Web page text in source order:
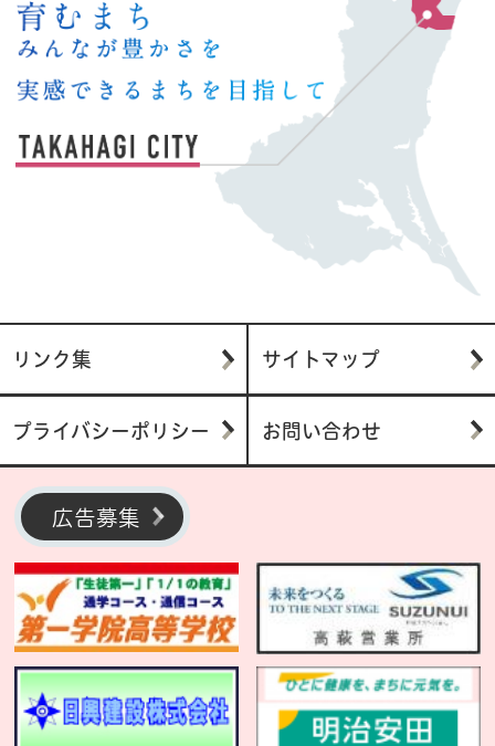
リンク集 サイトマップ
プライバシーポリシー お問い合わせ
広告募集